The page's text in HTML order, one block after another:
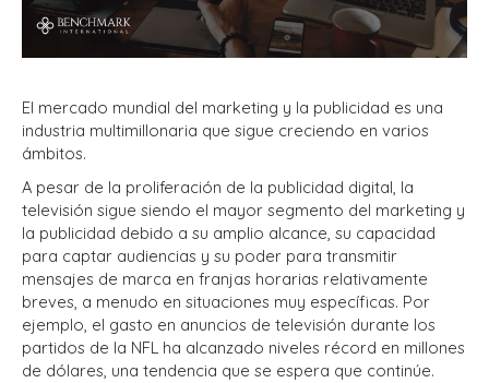
El mercado mundial del marketing y la publicidad es una
industria multimillonaria que sigue creciendo en varios
ámbitos.
A pesar de la proliferación de la publicidad digital, la
televisión sigue siendo el mayor segmento del marketing y
la publicidad debido a su amplio alcance, su capacidad
para captar audiencias y su poder para transmitir
mensajes de marca en franjas horarias relativamente
breves, a menudo en situaciones muy específicas. Por
ejemplo, el gasto en anuncios de televisión durante los
partidos de la NFL ha alcanzado niveles récord en millones
de dólares, una tendencia que se espera que continúe.